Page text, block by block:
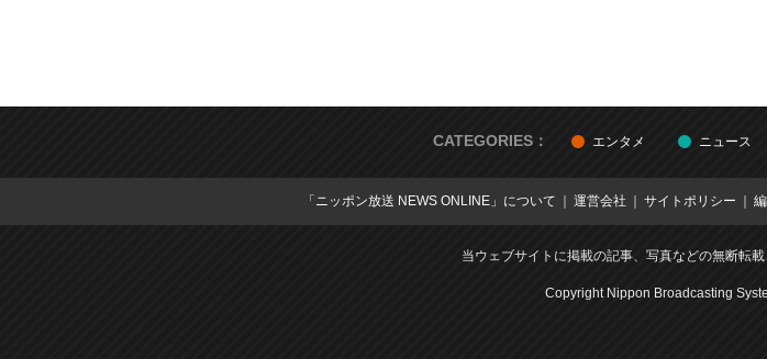
CATEGORIES： エンタメ ニュース
「ニッポン放送 NEWS ONLINE」について 運営会社 サイトポリシー
当ウェブサイトに掲載の記事、写真などの無断転
Copyright Nippon Broadcasting